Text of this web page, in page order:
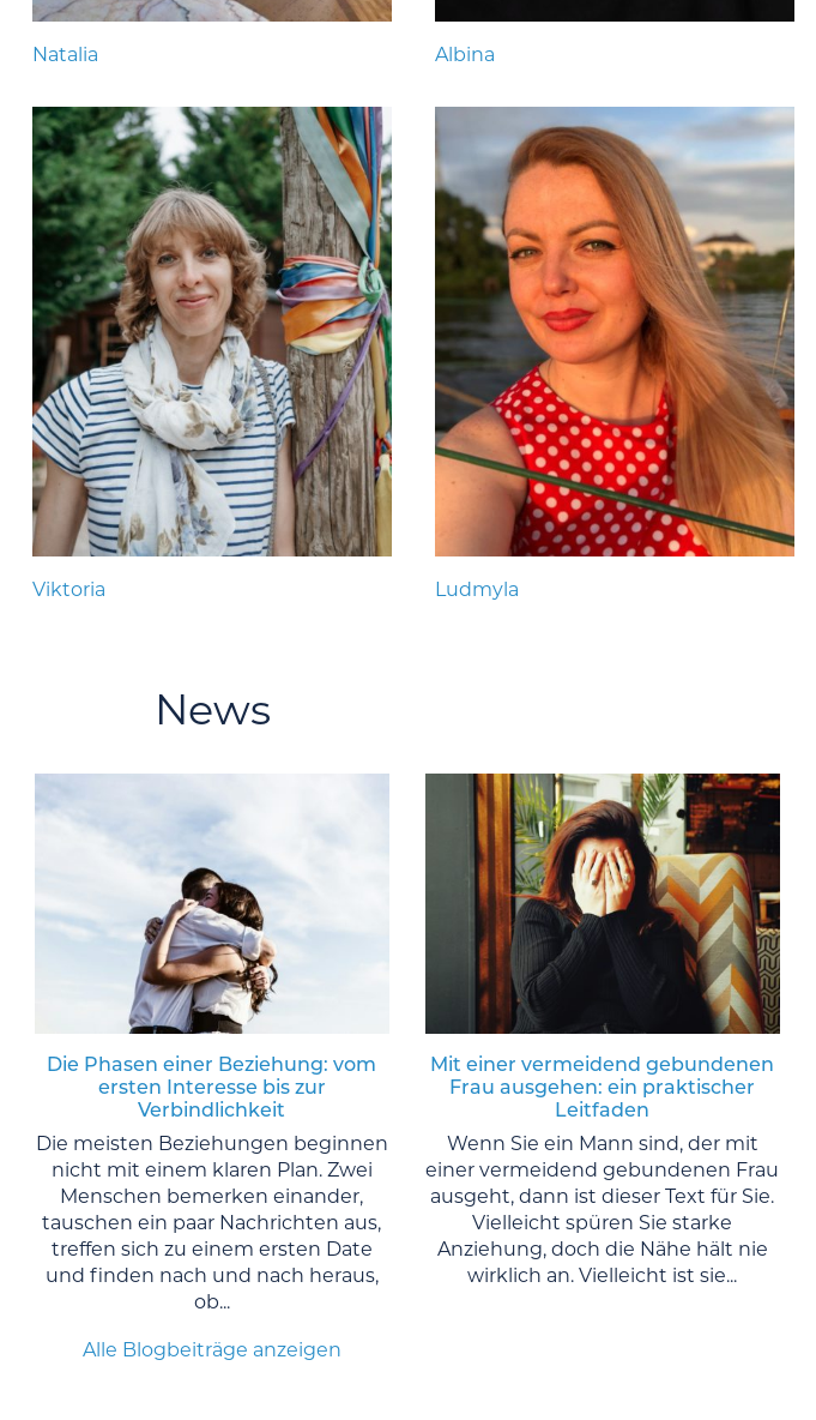
Natalia Albina
Viktoria Ludmyla
News
Die Phasen einer Beziehung: vom
ersten Interesse bis zur
Verbindlichkeit
Die meisten Beziehungen beginnen
nicht mit einem klaren Plan. Zwei
Menschen bemerken einander,
tauschen ein paar Nachrichten aus,
treffen sich zu einem ersten Date
und finden nach und nach heraus,
ob...
Mit einer vermeidend gebundenen
Frau ausgehen: ein praktischer
Leitfaden
Wenn Sie ein Mann sind, der mit
einer vermeidend gebundenen Frau
ausgeht, dann ist dieser Text für Sie.
Vielleicht spüren Sie starke
Anziehung, doch die Nähe hält nie
wirklich an. Vielleicht ist sie...
Alle Blogbeiträge anzeigen